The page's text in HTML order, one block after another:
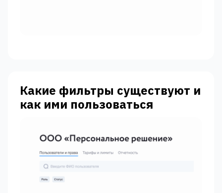
Какие фильтры существуют и
как ими пользоваться